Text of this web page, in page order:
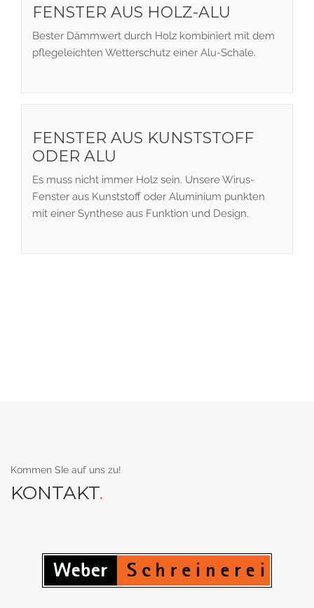
FENSTER AUS HOLZ-ALU
Bester Dämmwert durch Holz kombiniert mit dem
pflegeleichten Wetterschutz einer Alu-Schale.
FENSTER AUS KUNSTSTOFF
ODER ALU
Es muss nicht immer Holz sein. Unsere Wirus-
Fenster aus Kunststoff oder Aluminium punkten
mit einer Synthese aus Funktion und Design.
Kommen SIe auf uns zu!
KONTAKT.